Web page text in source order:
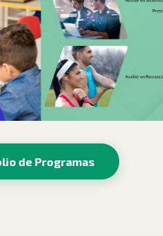
de Programas